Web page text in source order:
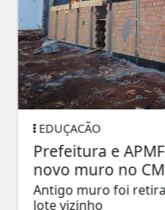
EDUÇACÃO
Prefeitura e
novo muro no
Antigo muro foi
lote vizinho